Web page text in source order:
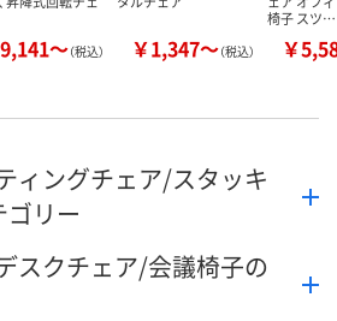
～（税込） ￥1,347～（税込）
椅子 スツ…
￥
ィングチェア/スタッキ
ゴリー
スクチェア/会議椅子の